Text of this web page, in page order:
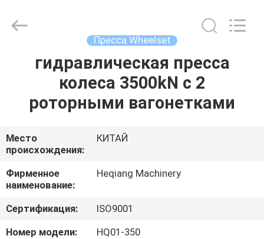
ДОМ
ПРОДУКТЫ
О
НАС
ПУТЕШЕСТВИЕ
ФАБРИКИ
Share
Пресса Wheelset
гидравлическая пресса
колеса 3500kN с 2
роторными вагонетками
Место
происхождения:
КИТАЙ
Фирменное
наименование:
Heqiang Machinery
Сертификация:
ISO9001
Номер модели:
HQ01-350